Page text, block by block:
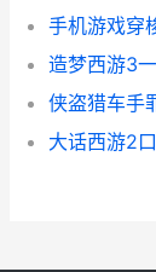
手机游戏穿